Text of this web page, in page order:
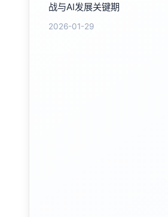
战与AI发展关键期
2026-01-29